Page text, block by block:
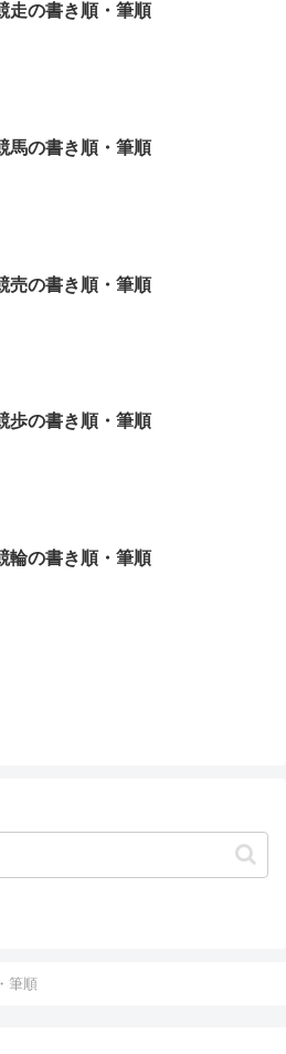
走の書き順・筆順
馬の書き順・筆順
売の書き順・筆順
歩の書き順・筆順
輪の書き順・筆順
筆順